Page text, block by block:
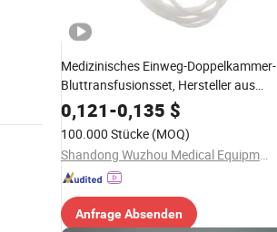
Medizinisches Einweg-Doppelkammer-
Bluttransfusionsset, Hersteller aus
China, CE-zertifiziert
0,121-0,135 $
100.000 Stücke (MOQ)
Shandong Wuzhou Medical Equipment Co., LTD
Anfrage Absenden